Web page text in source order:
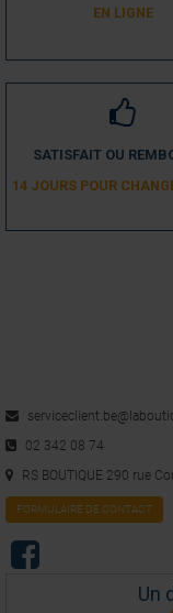
EN LIGNE
SATISFAIT OU
14 JOURS POUR
02 342 08 74
RS BOUTIQUE 290 rue
FORMULAIRE DE CONTACT
Un